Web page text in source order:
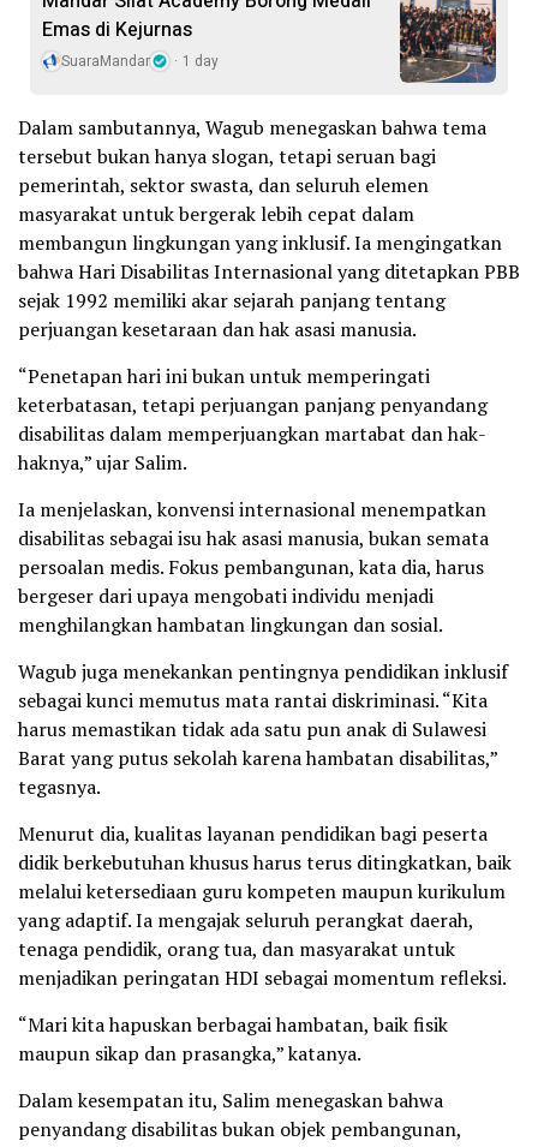
Emas di Kejurnas
SuaraMandar 1 day
Dalam sambutannya, Wagub menegaskan bahwa tema
tersebut bukan hanya slogan, tetapi seruan bagi
pemerintah, sektor swasta, dan seluruh elemen
masyarakat untuk bergerak lebih cepat dalam
membangun lingkungan yang inklusif. Ia mengingatkan
bahwa Hari Disabilitas Internasional yang ditetapkan PBB
sejak 1992 memiliki akar sejarah panjang tentang
perjuangan kesetaraan dan hak asasi manusia.
“Penetapan hari ini bukan untuk memperingati
keterbatasan, tetapi perjuangan panjang penyandang
disabilitas dalam memperjuangkan martabat dan hak-
haknya,” ujar Salim.
Ia menjelaskan, konvensi internasional menempatkan
disabilitas sebagai isu hak asasi manusia, bukan semata
persoalan medis. Fokus pembangunan, kata dia, harus
bergeser dari upaya mengobati individu menjadi
menghilangkan hambatan lingkungan dan sosial.
Wagub juga menekankan pentingnya pendidikan inklusif
sebagai kunci memutus mata rantai diskriminasi. “Kita
harus memastikan tidak ada satu pun anak di Sulawesi
Barat yang putus sekolah karena hambatan disabilitas,”
tegasnya.
Menurut dia, kualitas layanan pendidikan bagi peserta
didik berkebutuhan khusus harus terus ditingkatkan, baik
melalui ketersediaan guru kompeten maupun kurikulum
yang adaptif. Ia mengajak seluruh perangkat daerah,
tenaga pendidik, orang tua, dan masyarakat untuk
menjadikan peringatan HDI sebagai momentum refleksi.
“Mari kita hapuskan berbagai hambatan, baik fisik
maupun sikap dan prasangka,” katanya.
Dalam kesempatan itu, Salim menegaskan bahwa
penyandang disabilitas bukan objek pembangunan,